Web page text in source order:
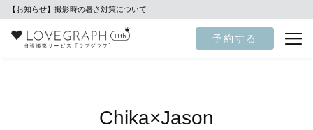
【お知らせ】撮影時の暑さ対策について
予約する
Chika×Jason